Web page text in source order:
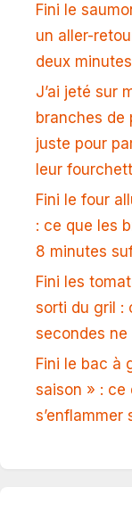
Fini le
un aller-
deux
J’ai jeté sur
branches de
juste pour
leur
Fini le four
: ce que les
8 minutes
Fini les
sorti du gril :
secondes
Fini le bac à
saison » :
s’enflammer